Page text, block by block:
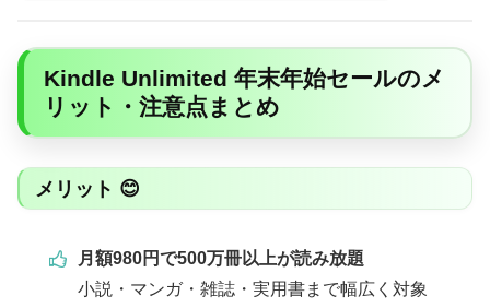
Kindle Unlimited 年末年始セールのメ
リット・注意点まとめ
メリット 😊
月額980円で500万冊以上が読み放題
小説・マンガ・雑誌・実用書まで幅広く対象